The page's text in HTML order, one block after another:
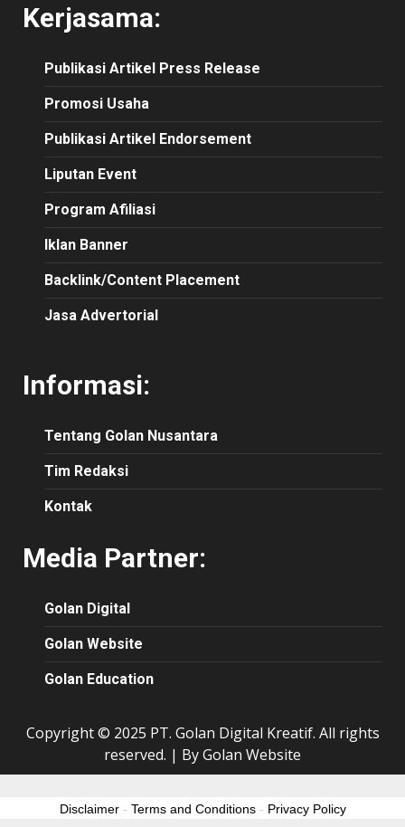
Kerjasama:
Publikasi Artikel Press Release
Promosi Usaha
Publikasi Artikel Endorsement
Liputan Event
Program Afiliasi
Iklan Banner
Backlink/Content Placement
Jasa Advertorial
Informasi:
Tentang Golan Nusantara
Tim Redaksi
Kontak
Media Partner:
Golan Digital
Golan Website
Golan Education
Copyright © 2025 PT. Golan Digital Kreatif. All rights
reserved. | By Golan Website
Disclaimer- Terms and Conditions- Privacy Policy